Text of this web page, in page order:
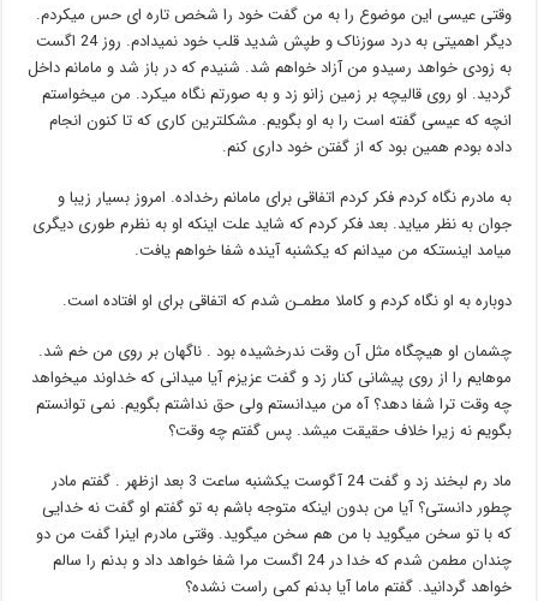
وقتی عیسی این موضوع را به من گفت خود را شخص تاره ای حس میکردم.
دیگر اهمیتی به درد سوزناک و طپش شدید قلب خود نمیدادم. روز 24 اگست
به زودی خواهد رسیدو من آزاد خواهم شد. شنیدم که در باز شد و مامانم داخل
گردید. او روی قالیچه بر زمین زانو زد و به صورتم نگاه میکرد. من میخواستم
انچه که عیسی گفته است را به او بگویم. مشکلترین کاری که تا کنون انجام
داده بودم همین بود که از گفتن خود داری کنم.
به مادرم نگاه کردم فکر کردم اتفاقی برای مامانم رخداده. امروز بسیار زیبا و
جوان به نظر میاید. بعد فکر کردم که شاید علت اینکه او به نظرم طوری دیگری
میامد اینستکه من میدانم که یکشنبه آینده شفا خواهم یافت.
دوباره به او نگاه کردم و کاملا مطمـن شدم که اتفاقی برای او افتاده است.
چشمان او هیچگاه مثل آن وقت ندرخشیده بود . ناگهان بر روی من خم شد.
موهایم را از روی پیشانی کنار زد و گفت عزیزم آیا میدانی که خداوند میخواهد
چه وقت ترا شفا دهد؟ آه من میدانستم ولی حق نداشتم بگویم. نمی توانستم
بگویم نه زیرا خلاف حقیقت میشد. پس گفتم چه وقت؟
ماد رم لبخند زد و گفت 24 آگوست یکشنبه ساعت 3 بعد ازظهر . گفتم مادر
چطور دانستی؟ آیا من بدون اینکه متوجه باشم به تو گفتم او گفت نه خدایی
که با تو سخن میگوید با من هم سخن میگوید. وقتی مادرم اینرا گفت من دو
چندان مطمن شدم که خدا در 24 اگست مرا شفا خواهد داد و بدنم را سالم
خواهد گردانید. گفتم ماما آیا بدنم کمی راست نشده؟